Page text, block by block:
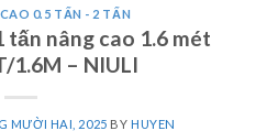
0.5 TẤN - 2 TẤN
tấn nâng cao 1.6 mét
1.6M – NIULI
MƯỜI HAI, 2025 BY HUYEN